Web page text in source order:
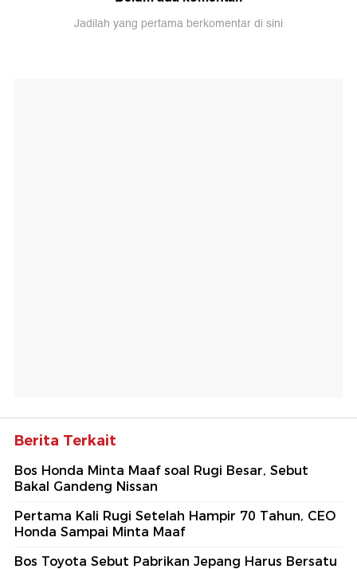
Jadilah yang pertama berkomentar di sini
Berita Terkait
Bos Honda Minta Maaf soal Rugi Besar, Sebut
Bakal Gandeng Nissan
Pertama Kali Rugi Setelah Hampir 70 Tahun, CEO
Honda Sampai Minta Maaf
Bos Toyota Sebut Pabrikan Jepang Harus Bersatu